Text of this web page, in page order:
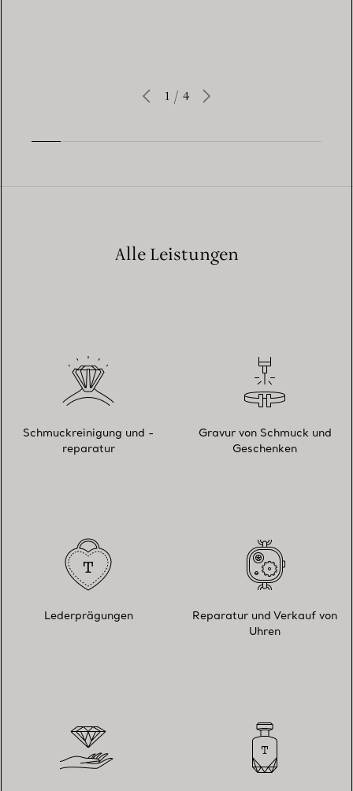
1 / 4
Alle Leistungen
Schmuckreinigung und -
reparatur
Gravur von Schmuck und
Geschenken
Lederprägungen
Reparatur und Verkauf von
Uhren